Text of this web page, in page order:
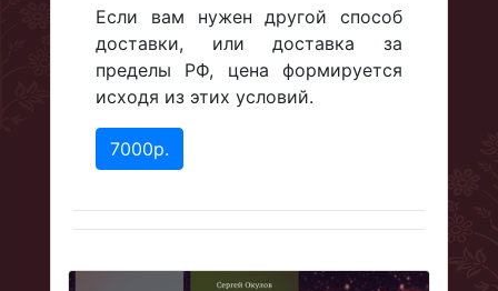
Если вам нужен другой способ
доставки, или доставка за
пределы РФ, цена формируется
исходя из этих условий.
7000р.